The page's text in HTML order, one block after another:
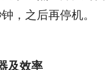
，之后再停机。
及效率